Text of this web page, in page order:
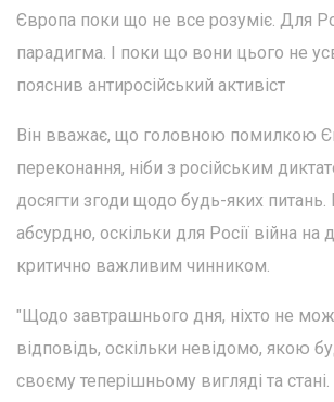
Європа поки що не все розуміє. Для
парадигма. І поки що вони цього не
пояснив антиросійський активіст
Він вважає, що головною помилкою
переконання, ніби з російським
досягти згоди щодо будь-яких питань.
абсурдно, оскільки для Росії війна
критично важливим чинником.
"Щодо завтрашнього дня, ніхто не
відповідь, оскільки невідомо, якою
своєму теперішньому вигляді та